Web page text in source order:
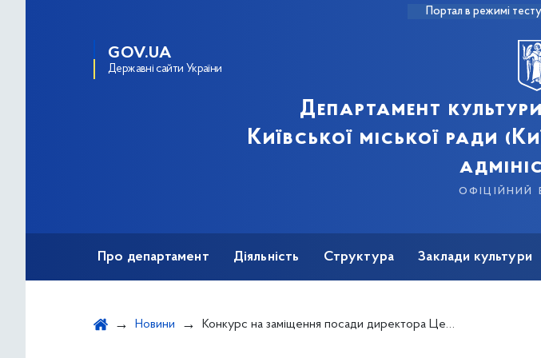
Портал в режимі
GOV.UA
Державні сайти України
Департамент
Київської міської ради
офіційний
Про департамент Діяльність Структура Заклади культури
Новини Конкурс на заміщення посади директора Центральної бібліотеки ім. Т.Г. Шевченка для дітей м. Києва